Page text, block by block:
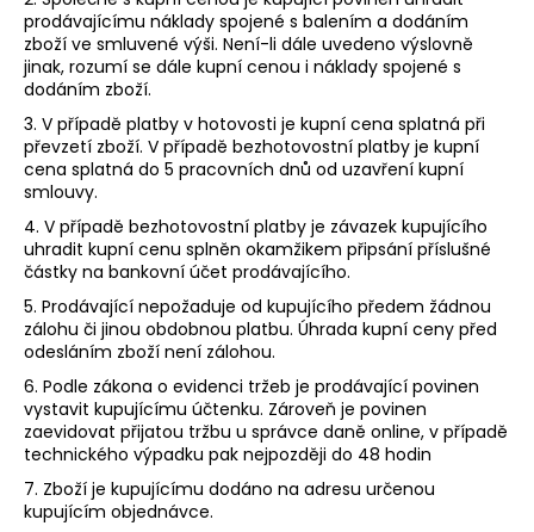
prodávajícímu náklady spojené s balením a dodáním
zboží ve smluvené výši. Není-li dále uvedeno výslovně
jinak, rozumí se dále kupní cenou i náklady spojené s
dodáním zboží.
3. V případě platby v hotovosti je kupní cena splatná při
převzetí zboží. V případě bezhotovostní platby je kupní
cena splatná do 5 pracovních dnů od uzavření kupní
smlouvy.
4. V případě bezhotovostní platby je závazek kupujícího
uhradit kupní cenu splněn okamžikem připsání příslušné
částky na bankovní účet prodávajícího.
5. Prodávající nepožaduje od kupujícího předem žádnou
zálohu či jinou obdobnou platbu. Úhrada kupní ceny před
odesláním zboží není zálohou.
6. Podle zákona o evidenci tržeb je prodávající povinen
vystavit kupujícímu účtenku. Zároveň je povinen
zaevidovat přijatou tržbu u správce daně online, v případě
technického výpadku pak nejpozději do 48 hodin
7. Zboží je kupujícímu dodáno na adresu určenou
kupujícím objednávce.